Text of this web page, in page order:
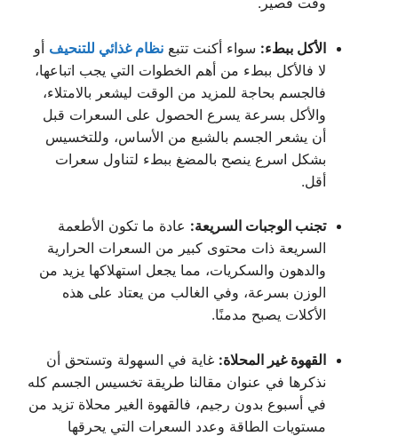
الأكل ببطء: سواء أكنت تتبع نظام غذائي للتنحيف أو
لا فالأكل ببطء من أهم الخطوات التي يجب اتباعها،
فالجسم بحاجة للمزيد من الوقت ليشعر بالامتلاء،
والأكل بسرعة يسرع الحصول على السعرات قبل
أن يشعر الجسم بالشبع من الأساس، وللتخسيس
بشكل اسرع ينصح بالمضغ ببطء لتناول سعرات
أقل.
تجنب الوجبات السريعة: عادة ما تكون الأطعمة
السريعة ذات محتوى كبير من السعرات الحرارية
والدهون والسكريات، مما يجعل استهلاكها يزيد من
الوزن بسرعة، وفي الغالب من يعتاد على هذه
الأكلات يصبح مدمنًا.
القهوة غير المحلاة: غاية في السهولة وتستحق أن
نذكرها في عنوان مقالنا طريقة تخسيس الجسم كله
في أسبوع بدون رجيم، فالقهوة الغير محلاة تزيد من
مستويات الطاقة وعدد السعرات التي يحرقها